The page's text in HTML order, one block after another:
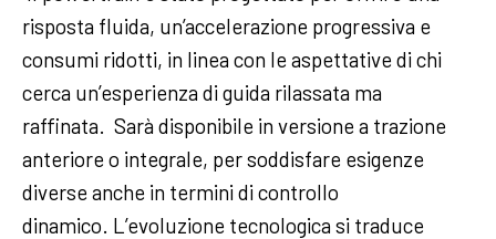
risposta fluida, un’accelerazione progressiva e
consumi ridotti, in linea con le aspettative di chi
cerca un’esperienza di guida rilassata ma
raffinata. Sarà disponibile in versione a trazione
anteriore o integrale, per soddisfare esigenze
diverse anche in termini di controllo
dinamico. L’evoluzione tecnologica si traduce